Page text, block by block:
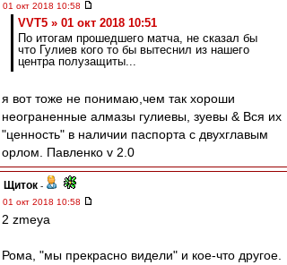
01 окт 2018 10:58
VVT5 » 01 окт 2018 10:51
По итогам прошедшего матча, не сказал бы
что Гулиев кого то бы вытеснил из нашего
центра полузащиты...
я вот тоже не понимаю,чем так хороши
неограненные алмазы гулиевы, зуевы & Вся их
"ценность" в наличии паспорта с двухглавым
орлом. Павленко v 2.0
Щиток -
01 окт 2018 10:58
2 zmeya
Рома, "мы прекрасно видели" и кое-что другое.